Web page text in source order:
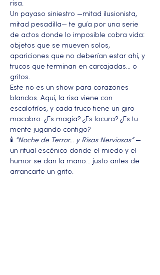
risa.
Un payaso siniestro —mitad ilusionista,
mitad pesadilla— te guía por una serie
de actos donde lo imposible cobra vida:
objetos que se mueven solos,
apariciones que no deberían estar ahí, y
trucos que terminan en carcajadas… o
gritos.
Este no es un show para corazones
blandos. Aquí, la risa viene con
escalofríos, y cada truco tiene un giro
macabro. ¿Es magia? ¿Es locura? ¿Es tu
mente jugando contigo?
🕯️ “Noche de Terror… y Risas Nerviosas” —
un ritual escénico donde el miedo y el
humor se dan la mano… justo antes de
arrancarte un grito.